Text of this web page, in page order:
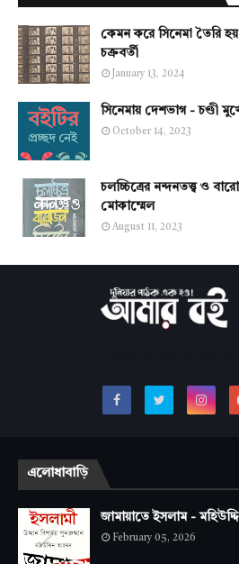
কেমন করে সিনেমা তৈরি
চক্রবর্তী
January 13, 2024
সিনেমায় দেশভাগ - চণ্ডী
October 14, 2023
চলচ্চিত্রের নন্দনতত্ত্ব ও
মোকাম্মেল
August 11, 2023
এলোধাবাড়ি
জামায়াতে ইসলাম -
February 05, 2026